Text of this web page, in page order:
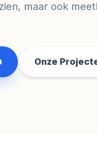
maar ook
Onze